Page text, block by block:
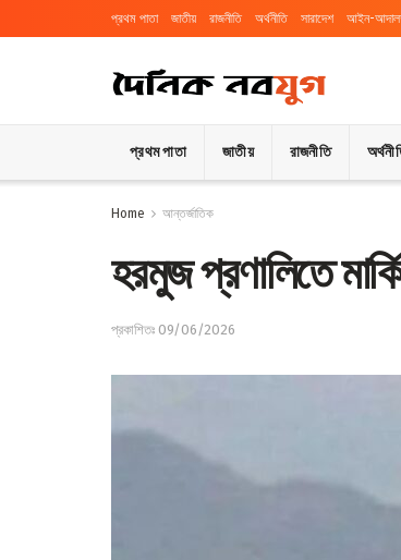
প্রথম পাতা জাতীয় রাজনীতি অর্থনীতি সারাদেশ আইন-
প্রথম পাতা জাতীয় রাজনীতি
Home আন্তর্জাতিক
হরমুজ প্রণালিতে
প্রকাশিতঃ 09/06/2026